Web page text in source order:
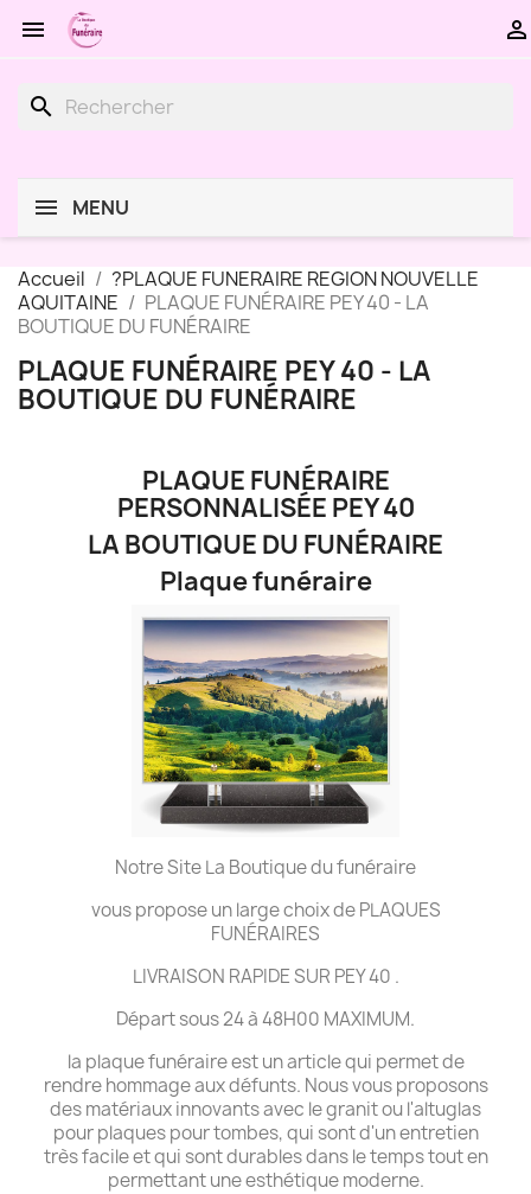
 
search
MENU
Accueil
?PLAQUE FUNERAIRE REGION NOUVELLE
AQUITAINE
PLAQUE FUNÉRAIRE PEY 40 - LA
BOUTIQUE DU FUNÉRAIRE
PLAQUE FUNÉRAIRE PEY 40 - LA
BOUTIQUE DU FUNÉRAIRE
PLAQUE FUNÉRAIRE
PERSONNALISÉE PEY 40
LA BOUTIQUE DU FUNÉRAIRE
Plaque funéraire
Notre Site La Boutique du funéraire
vous propose un large choix de PLAQUES
FUNÉRAIRES
LIVRAISON RAPIDE SUR PEY 40 .
Départ sous 24 à 48H00 MAXIMUM.
la plaque funéraire est un article qui permet de
rendre hommage aux défunts. Nous vous proposons
des matériaux innovants avec le granit ou l'altuglas
pour plaques pour tombes, qui sont d'un entretien
très facile et qui sont durables dans le temps tout en
permettant une esthétique moderne.